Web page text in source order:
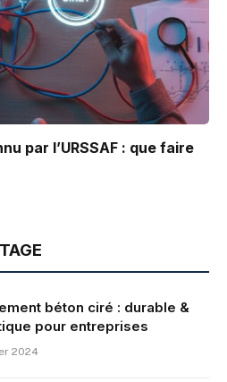
par l’URSSAF : que faire
béton ciré : durable &
pour entreprises
2024